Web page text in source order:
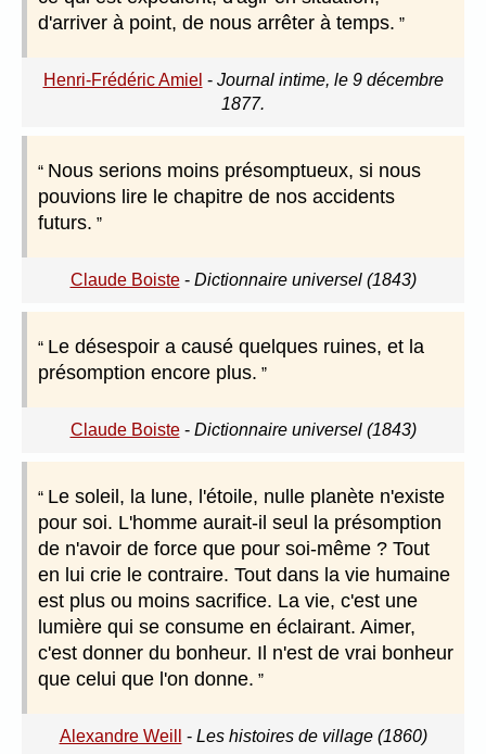
d'arriver à point, de nous arrêter à temps.
Henri-Frédéric Amiel - Journal intime, le 9 décembre
1877.
Nous serions moins présomptueux, si nous
pouvions lire le chapitre de nos accidents
futurs.
Claude Boiste- Dictionnaire universel (1843)
Le désespoir a causé quelques ruines, et la
présomption encore plus.
Claude Boiste- Dictionnaire universel (1843)
Le soleil, la lune, l'étoile, nulle planète n'existe
pour soi. L'homme aurait-il seul la présomption
de n'avoir de force que pour soi-même ? Tout
en lui crie le contraire. Tout dans la vie humaine
est plus ou moins sacrifice. La vie, c'est une
lumière qui se consume en éclairant. Aimer,
c'est donner du bonheur. Il n'est de vrai bonheur
que celui que l'on donne.
Alexandre Weill - Les histoires de village (1860)